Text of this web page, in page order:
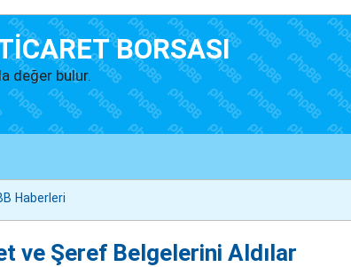
BORSASI
değer bulur.
Haberleri
ve Şeref Belgelerini Aldılar